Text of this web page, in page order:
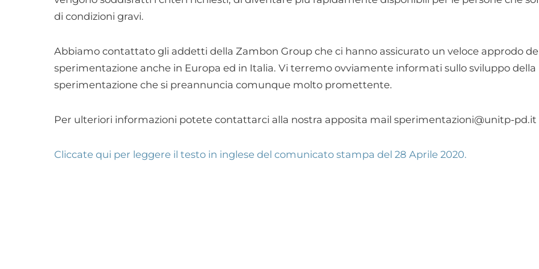
di condizioni gravi.
Abbiamo contattato gli addetti della Zambon Group che ci hanno assicurato un veloce approdo
sperimentazione anche in Europa ed in Italia. Vi terremo ovviamente informati sullo sviluppo della
sperimentazione che si preannuncia comunque molto promettente.
Per ulteriori informazioni potete contattarci alla nostra apposita mail sperimentazioni@unitp-pd.it
Cliccate qui per leggere il testo in inglese del comunicato stampa del 28 Aprile 2020.